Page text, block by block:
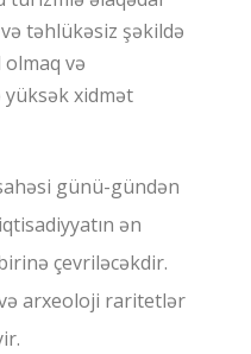
təhlükəsiz şəkildə
və
xidmət
günü-gündən
ən
çevriləcəkdir.
arxeoloji raritetlər